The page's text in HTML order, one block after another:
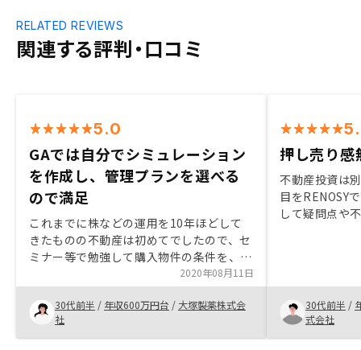
関連する評判・口コミ
RELATED REVIEWS
5.0
GAでは自分でシミュレーション
を作成し、管理プランを選べる
ので満足
これまでに株などの運用を10年ほどして
きたものの不動産は初めてでしたので、セ
ミナー等で勉強して購入物件の条件を、将
来的に売却することも視野に入れて、好立
地で割安なものに決めました。そこで、実
際に新築と中古を比較したところ、中古の
方が好立地であることがわかり、中古に強
くて管理費の安いGAさんに物件をお願い
2020年08月11日
30代前半 / 年収600万円台 / 大塚製薬株式会
社
押し売り感
不動産投資は
目をRENOSY
して疑問点や
いたので、正
たかったと思
30代前半 /
式会社